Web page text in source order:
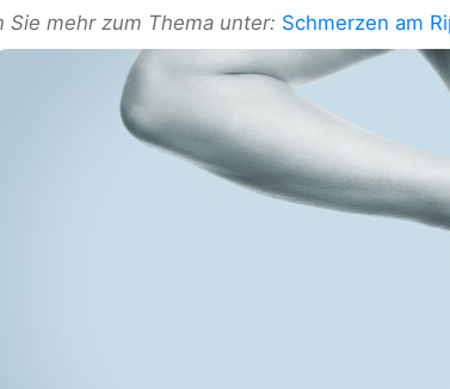
Sie mehr zum Thema unter: Schmerzen am